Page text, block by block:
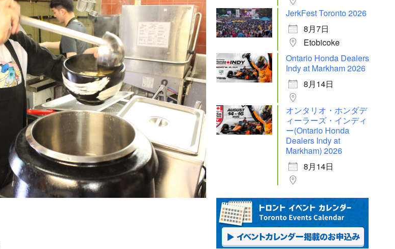
JerkFest Toronto 2026
8月7日
Etobicoke
Ontario Honda Dealers
Indy at Markham 2026
8月14日
オンタリオ・ホンダデ
ィーラーズ・インディ
ー(Ontario Honda
Dealers Indy at
Markham) 2026
8月14日